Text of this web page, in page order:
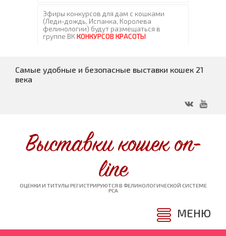
Самые удобные и безопасные выставки кошек 21
века
Выставки кошек on-
line
ОЦЕНКИ И ТИТУЛЫ РЕГИСТРИРУЮТСЯ В ФЕЛИНОЛОГИЧЕСКОЙ СИСТЕМЕ
PCA
МЕНЮ